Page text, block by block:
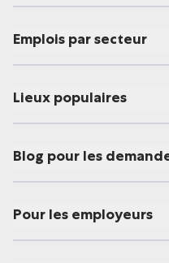
Emplois par secteur
Lieux populaires
Blog pour les
Pour les employeurs